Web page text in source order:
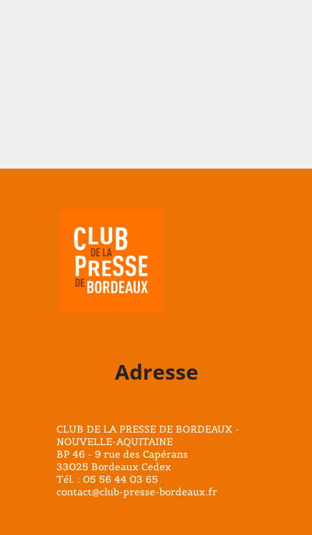
Adresse
CLUB DE LA PRESSE DE BORDEAUX -
NOUVELLE-AQUITAINE
BP 46 - 9 rue des Capérans
33025 Bordeaux Cedex
Tél. : 05 56 44 03 65
contact@club-presse-bordeaux.fr